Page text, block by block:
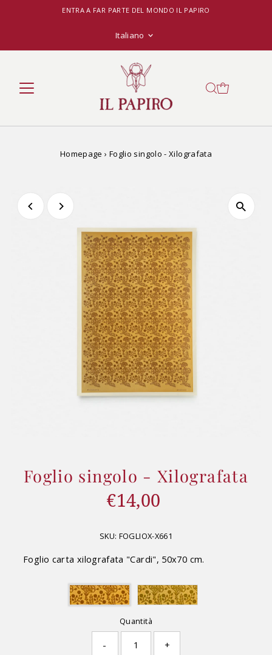
ENTRA A FAR PARTE DEL MONDO IL PAPIRO
Lingua
Italiano
Homepage › Foglio singolo - Xilografata
Foglio singolo - Xilografata
Prezzo
di
€14,00
SKU: FOGLIOX-X661
Foglio carta xilografata "Cardi", 50x70 cm.
Quantità
- +